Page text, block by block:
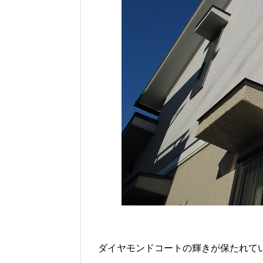
ダイヤモンドコートの輝きが保たれて